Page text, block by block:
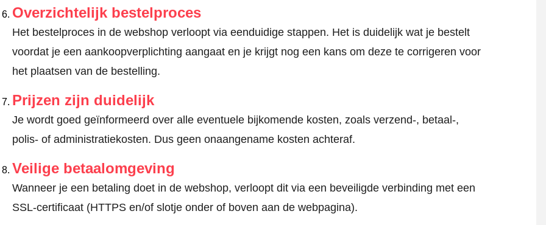
Overzichtelijk bestelproces
Het bestelproces in de webshop verloopt via eenduidige stappen. Het is duidelijk wat je bestelt
voordat je een aankoopverplichting aangaat en je krijgt nog een kans om deze te corrigeren voor
het plaatsen van de bestelling.
Prijzen zijn duidelijk
Je wordt goed geïnformeerd over alle eventuele bijkomende kosten, zoals verzend-, betaal-,
polis- of administratiekosten. Dus geen onaangename kosten achteraf.
Veilige betaalomgeving
Wanneer je een betaling doet in de webshop, verloopt dit via een beveiligde verbinding met een
SSL-certificaat (HTTPS en/of slotje onder of boven aan de webpagina).